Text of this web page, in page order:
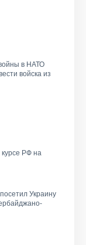
в НАТО
войска из
курсе РФ на
Украину